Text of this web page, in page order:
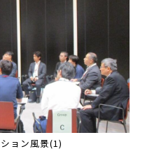
ョン風景(1)